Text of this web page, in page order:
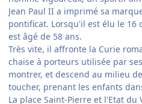
Jean Paul II a imprimé sa
pontificat. Lorsqu'il est élu le 16
est âgé de 58 ans.
Très vite, il affronte la Curie
chaise à porteurs utilisée par
montrer, et descend au milieu
toucher, prenant les enfants
La place Saint-Pierre et l'Etat